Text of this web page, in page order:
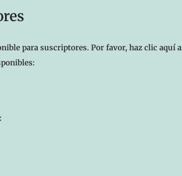
para suscriptores. Por favor, haz clic aquí a